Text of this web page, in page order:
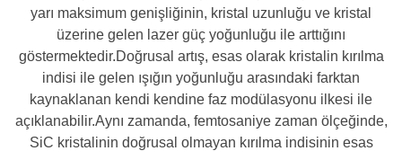
yarı maksimum genişliğinin, kristal uzunluğu ve kristal
üzerine gelen lazer güç yoğunluğu ile arttığını
göstermektedir.Doğrusal artış, esas olarak kristalin kırılma
indisi ile gelen ışığın yoğunluğu arasındaki farktan
kaynaklanan kendi kendine faz modülasyonu ilkesi ile
açıklanabilir.Aynı zamanda, femtosaniye zaman ölçeğinde,
SiC kristalinin doğrusal olmayan kırılma indisinin esas